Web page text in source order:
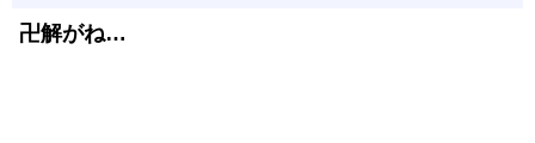
卍解がね…